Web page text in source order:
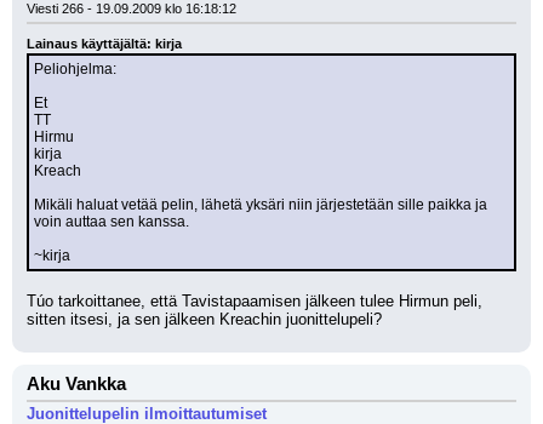
Viesti 266 - 19.09.2009 klo 16:18:12
Lainaus käyttäjältä: kirja
Peliohjelma:
Et
TT
Hirmu
kirja
Kreach
Mikäli haluat vetää pelin, lähetä yksäri niin järjestetään sille paikka ja
voin auttaa sen kanssa.
~kirja
Túo tarkoittanee, että Tavistapaamisen jälkeen tulee Hirmun peli,
sitten itsesi, ja sen jälkeen Kreachin juonittelupeli?
Aku Vankka
Juonittelupelin ilmoittautumiset